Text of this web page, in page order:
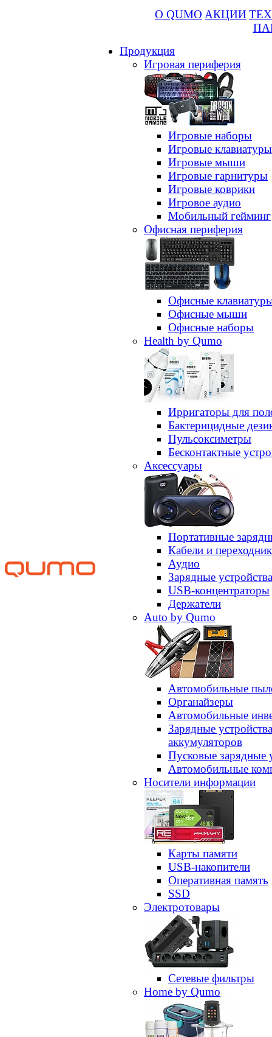
О QUMO АКЦИИ
Продукция
Игровая периферия
Игровые наборы
Игровые клавиатуры
Игровые мыши
Игровые гарнитуры
Игровые коврики
Игровое аудио
Мобильный гейминг
Офисная периферия
Офисные
Офисные мыши
Офисные наборы
Health by Qumo
Ирригаторы для
Бактерицидные
Пульсоксиметры
Бесконтактные
Аксессуары
Портативные
Кабели и
Аудио
Зарядные устройства
USB-концентраторы
Держатели
Auto by Qumo
Автомобильные
Органайзеры
Автомобильные
Зарядные
аккумуляторов
Пусковые зарядные
Автомобильные
Носители информации
Карты памяти
USB-накопители
Оперативная память
SSD
Электротовары
Сетевые фильтры
Home by Qumo